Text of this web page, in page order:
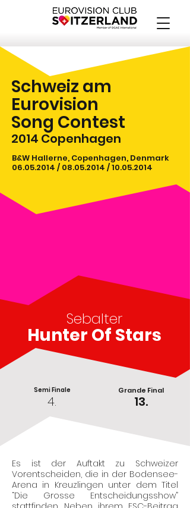
Schweiz am
Eurovision
Song Contest
Copenhagen
2014
B&W Hallerne, Copenhagen, Denmark
06.05.2014 / 08.05.2014 /10.05.2014
Sebalter
Hunter Of Stars
Semi Finale
4.
Grande Final
13.
Es ist der Auftakt zu Schweizer
Vorentscheiden, die in der Bodensee-
Arena in Kreuzlingen unter dem Titel
“Die Grosse Entscheidungsshow”